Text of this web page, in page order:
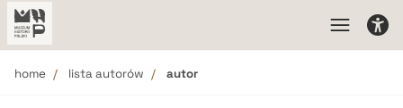
home lista autorów autor